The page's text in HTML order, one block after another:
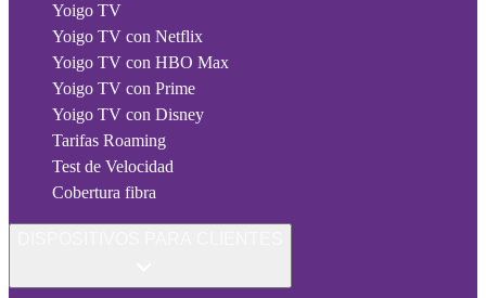
Yoigo TV
Yoigo TV con Netflix
Yoigo TV con HBO Max
Yoigo TV con Prime
Yoigo TV con Disney
Tarifas Roaming
Test de Velocidad
Cobertura fibra